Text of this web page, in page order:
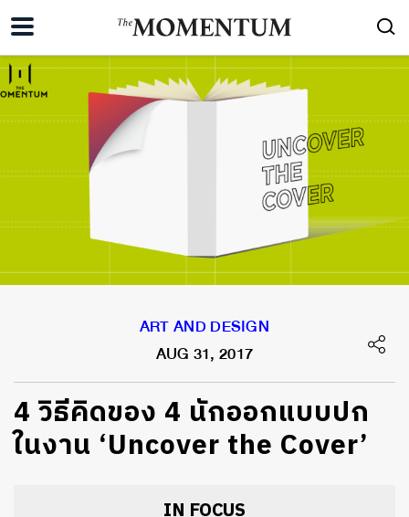
ART AND DESIGN
AUG 31, 2017
4 วิธีคิดของ 4 นักออกแบบปก
ในงาน ‘Uncover the Cover’